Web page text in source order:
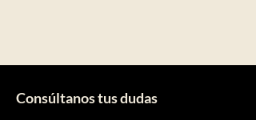
Consúltanos tus dudas